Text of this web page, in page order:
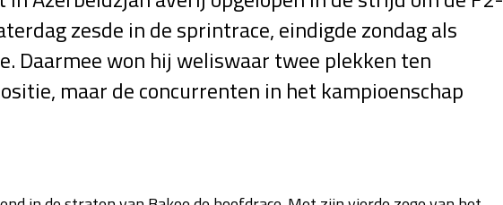
zesde in de sprintrace, eindigde zondag als
Daarmee won hij weliswaar twee plekken ten
maar de concurrenten in het kampioenschap